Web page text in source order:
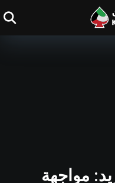
مواجهة